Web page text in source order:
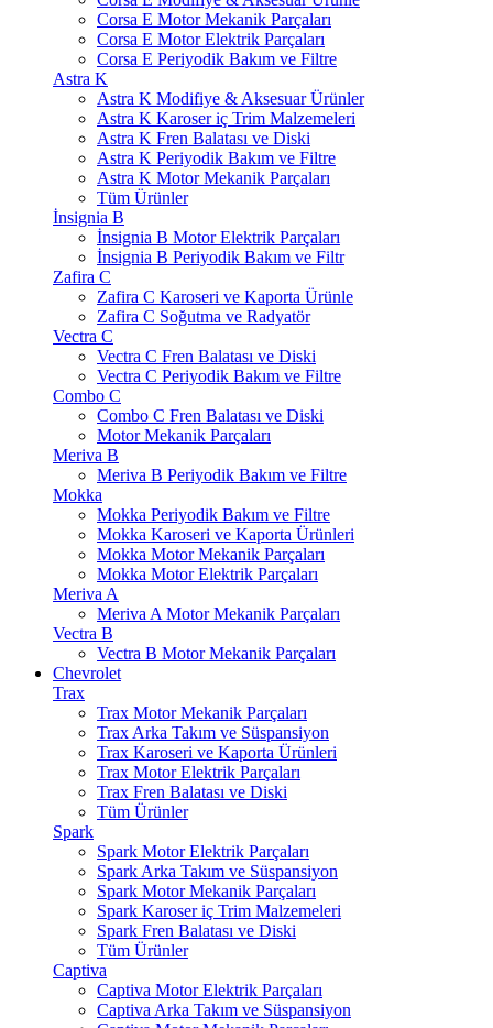
Corsa E Motor Mekanik Parçaları
Corsa E Motor Elektrik Parçaları
Corsa E Periyodik Bakım ve Filtre
Astra K
Astra K Modifiye & Aksesuar Ürünler
Astra K Karoser iç Trim Malzemeleri
Astra K Fren Balatası ve Diski
Astra K Periyodik Bakım ve Filtre
Astra K Motor Mekanik Parçaları
Tüm Ürünler
İnsignia B
İnsignia B Motor Elektrik Parçaları
İnsignia B Periyodik Bakım ve Filtr
Zafira C
Zafira C Karoseri ve Kaporta Ürünle
Zafira C Soğutma ve Radyatör
Vectra C
Vectra C Fren Balatası ve Diski
Vectra C Periyodik Bakım ve Filtre
Combo C
Combo C Fren Balatası ve Diski
Motor Mekanik Parçaları
Meriva B
Meriva B Periyodik Bakım ve Filtre
Mokka
Mokka Periyodik Bakım ve Filtre
Mokka Karoseri ve Kaporta Ürünleri
Mokka Motor Mekanik Parçaları
Mokka Motor Elektrik Parçaları
Meriva A
Meriva A Motor Mekanik Parçaları
Vectra B
Vectra B Motor Mekanik Parçaları
Chevrolet
Trax
Trax Motor Mekanik Parçaları
Trax Arka Takım ve Süspansiyon
Trax Karoseri ve Kaporta Ürünleri
Trax Motor Elektrik Parçaları
Trax Fren Balatası ve Diski
Tüm Ürünler
Spark
Spark Motor Elektrik Parçaları
Spark Arka Takım ve Süspansiyon
Spark Motor Mekanik Parçaları
Spark Karoser iç Trim Malzemeleri
Spark Fren Balatası ve Diski
Tüm Ürünler
Captiva
Captiva Motor Elektrik Parçaları
Captiva Arka Takım ve Süspansiyon